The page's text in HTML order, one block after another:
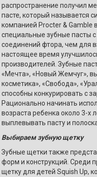
распространение получил
пасте, который называется
компанией Procter & Gamble
специальные зубные пасты
соединений фтора, чем для
настоящее время
производителей. Зубные
«Мечта», «Новый Жемчуг»,
косметика», «Свобода»,
способны конкурировать с
Рационально начинать
возраста ребенка около 3-х
выплевывать пасту и
Выбираем зубную щетку
Зубные щетки также
форм и конструкций. Среди
щетку для детей Squish Up,